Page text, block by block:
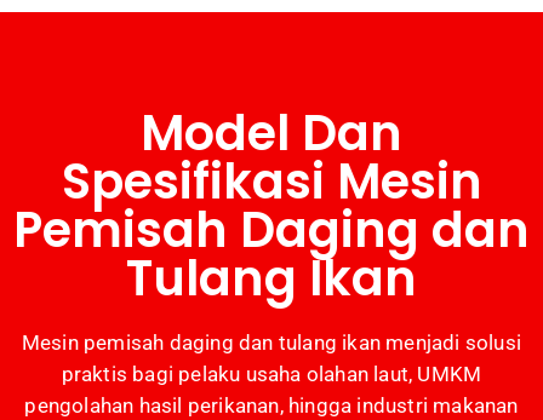
Model Dan
Spesifikasi Mesin
Pemisah Daging dan
Tulang Ikan
Mesin pemisah daging dan tulang ikan menjadi solusi
praktis bagi pelaku usaha olahan laut, UMKM
pengolahan hasil perikanan, hingga industri makanan